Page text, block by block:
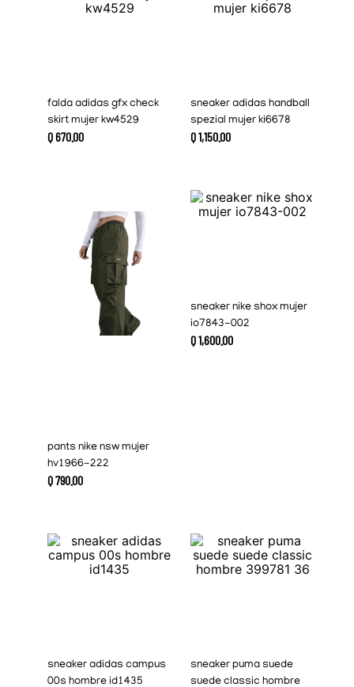
falda adidas gfx check
skirt mujer kw4529
Q670.00
sneaker adidas handball
spezial mujer ki6678
Q1,150.00
pants nike nsw mujer
hv1966-222
Q790.00
sneaker nike shox mujer
io7843-002
Q1,600.00
sneaker adidas campus
00s hombre id1435
sneaker puma suede
suede classic hombre